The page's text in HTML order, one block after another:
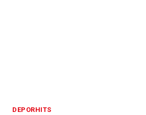
DEPORHITS